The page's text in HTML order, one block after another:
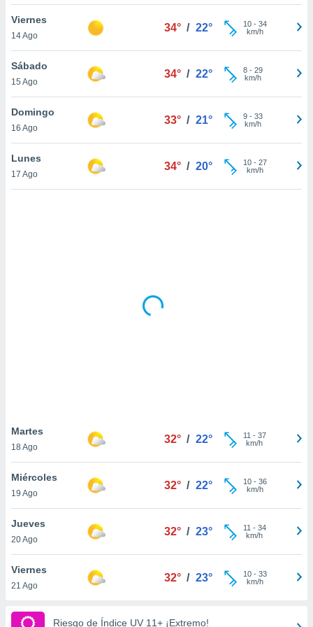
sitio
En
sean
el sitio
ni para
o
similares
como
sitio
de
traten tus
en
interés
Para
su
Viernes
14 Ago
34° / 22° 10- 34
km/h
Sábado
15 Ago
34° / 22° 8- 29
km/h
Domingo
16 Ago
33° / 21° 9- 33
km/h
Lunes
17 Ago
34° / 20° 10- 27
km/h
Martes
18 Ago
32° / 22° 11 - 37
km/h
Miércoles
19 Ago
32° / 22° 10- 36
km/h
Jueves
20 Ago
32° / 23° 11 - 34
km/h
Viernes
21 Ago
32° / 23° 10- 33
km/h
Riesgo de Índice UV 11+ ¡Extremo!